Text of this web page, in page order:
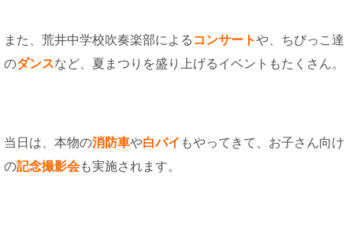
また、荒井中学校吹奏楽部による コンサートや、ちびっこ達
のダンスなど、夏まつりを盛り上げるイベントもたくさん。
当日は、本物の消防車や白バイ もやってきて、お子さん向け
の記念撮影会も実施されます。